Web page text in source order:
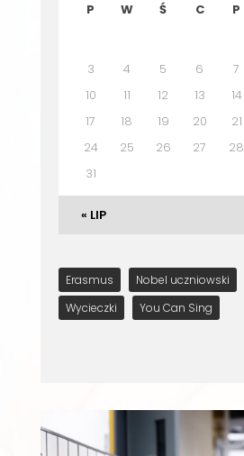
P W Ś C P
3
4 5 6 7
10
11 12 13 14
17
18 19 20 21
24
25 26 27 28
31
« LIP
Erasmus Nobel uczniowski
Wycieczki
You Can Sing